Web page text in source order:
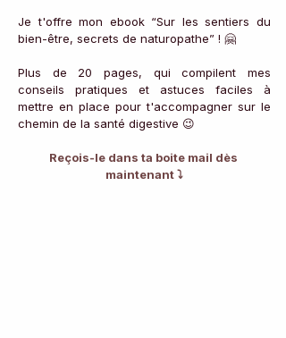
Je t'offre mon ebook “Sur les sentiers du
bien-être, secrets de naturopathe” ! 🤗
Plus de 20 pages, qui compilent mes
conseils pratiques et astuces faciles à
mettre en place pour t'accompagner sur le
chemin de la santé digestive 😉
Reçois-le dans ta boite mail dès
maintenant ⤵